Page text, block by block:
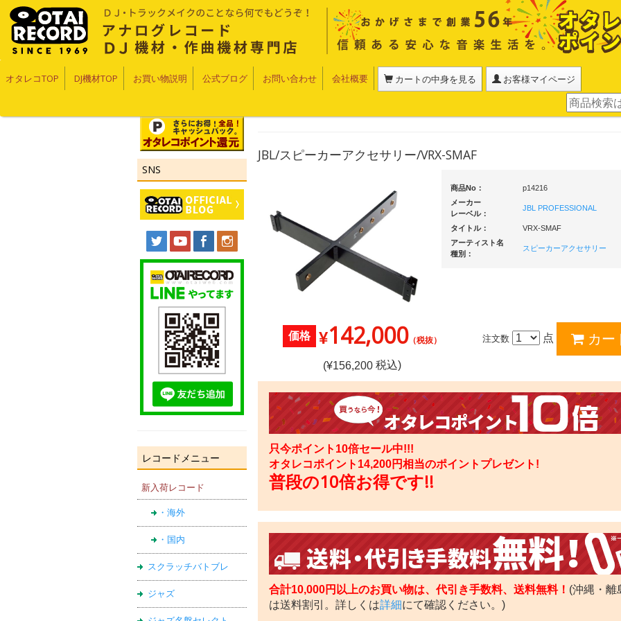
オタレコTOP DJ機材TOP お買い物説明 公式ブログ お問い合わせ 会社概要 カートの中身を見る お客様マイページ
SNS
レコードメニュー
新入荷レコード
・海外
・国内
スクラッチバトブレ
ジャズ
JBL/スピーカーアクセサリー/VRX-SMAF
商品No：
p14216
メーカー
レーベル：
JBL PROFESSIONAL
タイトル：
VRX-SMAF
アーティスト名
種別：
スピーカーアクセサリー
価格 ¥142,000（税抜）
(¥156,200税込)
注文数 点
只今ポイント10倍セール中!!!
オタレコポイント 14,200円相当のポイントプレゼント!
普段の10倍お得です!!
合計10,000円以上のお買い物は、代引き手数料、送料無料！ (沖縄・離
は送料割引。詳しくは詳細にて確認ください。)